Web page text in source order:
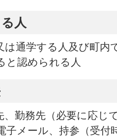
人
は通学する人及び町内
と認められる人
、勤務先（必要に応じ
子メール、持参（受付